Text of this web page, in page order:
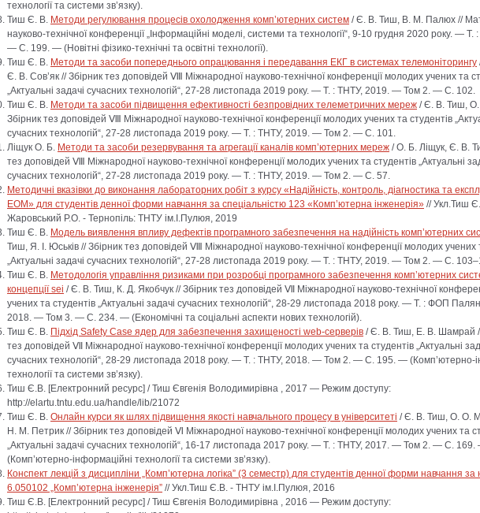
технології та системи зв’язку).
Тиш Є. В. Методи регулювання процесів охолодження комп’ютерних систем / Є. В. Тиш, В. М. Палюх //
науково-технічної конференції „Інформаційні моделі, системи та технології“, 9-10 грудня 2020 року. —
— С. 199. — (Новітні фізико-технічні та освітні технології).
Тиш Є. В. Методи та засоби попереднього опрацювання і передавання ЕКГ в системах телемоніторингу
Є. В. Сов’як // Збірник тез доповідей Ⅷ Міжнародної науково-технічної конференції молодих учених та
„Актуальні задачі сучасних технологій“, 27-28 листопада 2019 року. — Т. : ТНТУ, 2019. — Том 2. — С. 102.
Тиш Є. В. Методи та засоби підвищення ефективності безпровідних телеметричних мереж / Є. В. Тиш,
Збірник тез доповідей Ⅷ Міжнародної науково-технічної конференції молодих учених та студентів
сучасних технологій“, 27-28 листопада 2019 року. — Т. : ТНТУ, 2019. — Том 2. — С. 101.
Ліщук О. Б. Методи та засоби резервування та агрегації каналів комп’ютерних мереж / О. Б. Ліщук, Є. В.
тез доповідей Ⅷ Міжнародної науково-технічної конференції молодих учених та студентів „Актуальні
сучасних технологій“, 27-28 листопада 2019 року. — Т. : ТНТУ, 2019. — Том 2. — С. 57.
Методичні вказівки до виконання лабораторних робіт з курсу «Надійність, контроль, діагностика та
ЕОМ» для студентів денної форми навчання за спеціальністю 123 «Комп’ютерна інженерія» // Укл.Тиш
Жаровський Р.О. - Тернопіль: ТНТУ ім.І.Пулюя, 2019
Тиш Є. В. Модель виявлення впливу дефектів програмного забезпечення на надійність комп’ютерних
Тиш, Я. І. Юськів // Збірник тез доповідей Ⅷ Міжнародної науково-технічної конференції молодих учених
„Актуальні задачі сучасних технологій“, 27-28 листопада 2019 року. — Т. : ТНТУ, 2019. — Том 2. — С.
Тиш Є. В. Методологія управління ризиками при розробці програмного забезпечення комп’ютерних
концепції sei / Є. В. Тиш, К. Д. Якобчук // Збірник тез доповідей Ⅶ Міжнародної науково-технічної
учених та студентів „Актуальні задачі сучасних технологій“, 28-29 листопада 2018 року. — Т. : ФОП
2018. — Том 3. — С. 234. — (Економічні та соціальні аспекти нових технологій).
Тиш Є. В. Підхід Safety Case ядер для забезпечення захищеності web-серверів / Є. В. Тиш, Е. В. Шамрай
тез доповідей Ⅶ Міжнародної науково-технічної конференції молодих учених та студентів „Актуальні
сучасних технологій“, 28-29 листопада 2018 року. — Т. : ТНТУ, 2018. — Том 2. — С. 195. — (Комп’ютерно-
технології та системи зв’язку).
Тиш Є.В. [Електронний ресурс] / Тиш Євгенія Володимирівна , 2017 — Режим доступу:
http://elartu.tntu.edu.ua/handle/lib/21072
Тиш Є. В. Онлайн курси як шлях підвищення якості навчального процесу в університеті / Є. В. Тиш, О. О.
Н. М. Петрик // Збірник тез доповідей Ⅵ Міжнародної науково-технічної конференції молодих учених та
„Актуальні задачі сучасних технологій“, 16-17 листопада 2017 року. — Т. : ТНТУ, 2017. — Том 2. — С.
(Комп’ютерно-інформаційні технології та системи зв’язку).
Конспект лекцій з дисципліни „Комп’ютерна логіка” (3 семестр) для студентів денної форми навчання
6.050102 „Комп’ютерна інженерія” // Укл.Тиш Є.В. - ТНТУ ім.І.Пулюя, 2016
Тиш Є.В. [Електронний ресурс] / Тиш Євгенія Володимирівна , 2016 — Режим доступу: